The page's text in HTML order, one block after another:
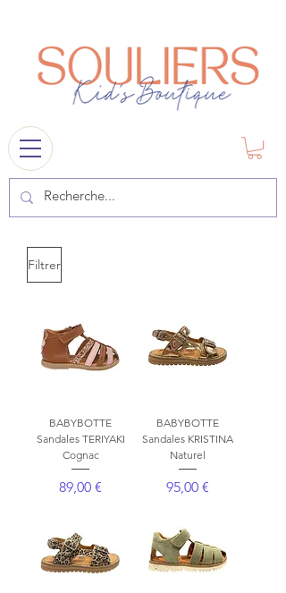
souliers 1841@gmail.com
Filtrer
BABYBOTTE
Sandales TERIYAKI
Cognac
Prix
89,00 €
BABYBOTTE
Sandales KRISTINA
Naturel
Prix
95,00 €